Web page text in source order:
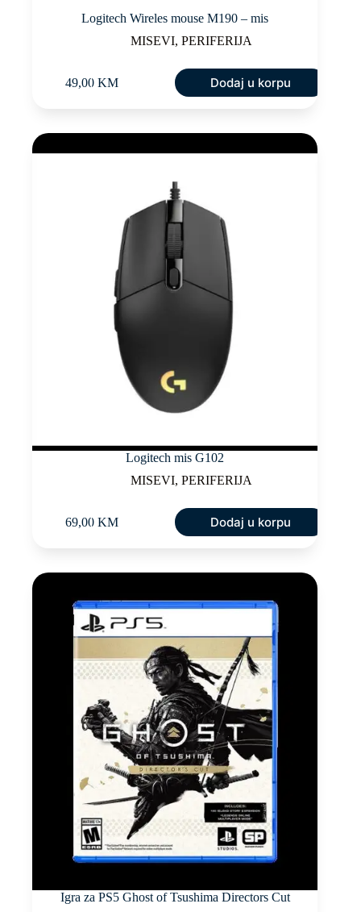
Logitech Wireles mouse M190 – mis
MISEVI, PERIFERIJA
49,00 KM Dodaj u korpu
Logitech mis G102
MISEVI, PERIFERIJA
69,00 KM Dodaj u korpu
Igra za PS5 Ghost of Tsushima Directors Cut